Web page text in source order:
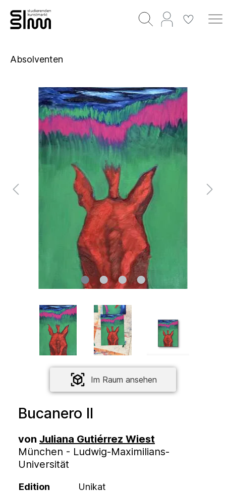
Absolventen
Im Raum ansehen
Bucanero II
von Juliana Gutiérrez Wiest
München - Ludwig-Maximilians-
Universität
Edition
Unikat